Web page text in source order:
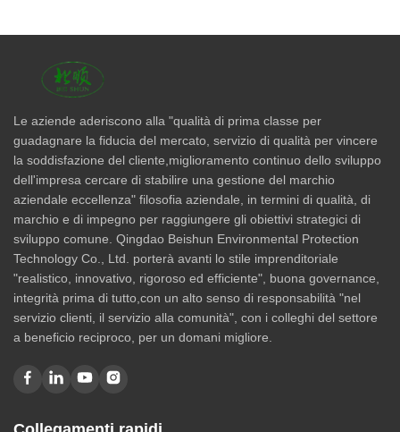
Le aziende aderiscono alla "qualità di prima classe per
guadagnare la fiducia del mercato, servizio di qualità per vincere
la soddisfazione del cliente,miglioramento continuo dello sviluppo
dell'impresa cercare di stabilire una gestione del marchio
aziendale eccellenza" filosofia aziendale, in termini di qualità, di
marchio e di impegno per raggiungere gli obiettivi strategici di
sviluppo comune. Qingdao Beishun Environmental Protection
Technology Co., Ltd. porterà avanti lo stile imprenditoriale
"realistico, innovativo, rigoroso ed efficiente", buona governance,
integrità prima di tutto,con un alto senso di responsabilità "nel
servizio clienti, il servizio alla comunità", con i colleghi del settore
a beneficio reciproco, per un domani migliore.